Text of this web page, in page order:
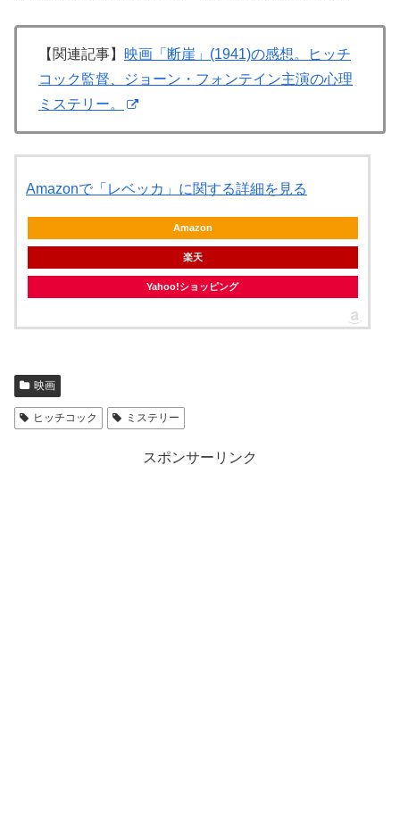
【関連記事】 映画「断崖」(1941)の感想。ヒッチ
コック監督、ジョーン・フォンテイン主演の心理
ミステリー。
Amazonで「レベッカ」に関する詳細を見る
Amazon
楽天
Yahoo!ショッピング
映画
ヒッチコック ミステリー
スポンサーリンク